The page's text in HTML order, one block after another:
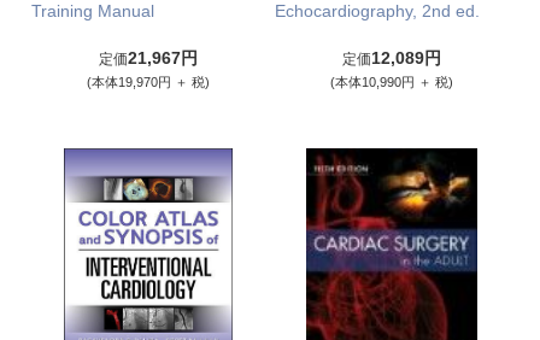
Training Manual
定価21,967円
(本体19,970円 ＋ 税)
Echocardiography, 2nd ed.
定価12,089円
(本体10,990円 ＋ 税)